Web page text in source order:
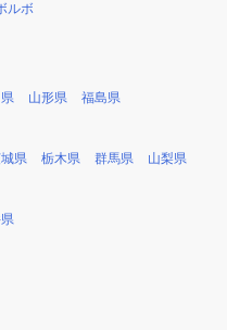
ルボ
山形県 福島県
県 栃木県 群馬県 山梨県